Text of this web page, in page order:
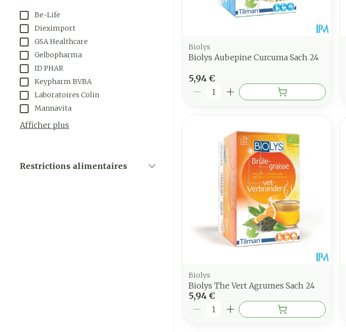
Be-Life
Dieximport
GSA Healthcare
Gelbopharma
ID PHAR
Keypharm BVBA
Laboratoires Colin
Mannavita
Afficher plus
Restrictions alimentaires
Biolys
Biolys Aubepine Curcuma Sach 24
5,94 €
Quantité
Biolys
Biolys The Vert Agrumes Sach 24
5,94 €
Quantité